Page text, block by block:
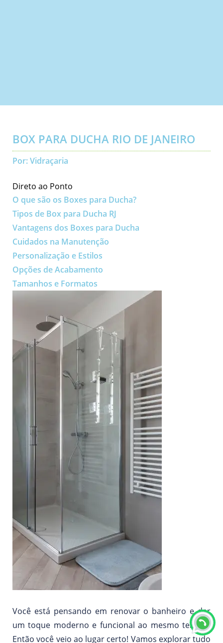
BOX PARA DUCHA RIO DE JANEIRO
Por: Vidraçaria
Direto ao Ponto
O que são os Boxes para Ducha?
Tipos de Box para Ducha RJ
Vantagens dos Boxes para Ducha
Cuidados na Manutenção
Personalização e Estilos
Opções de Acabamento
Tamanhos e Formatos
Você está pensando em renovar o banheiro e dar
um toque moderno e funcional ao mesmo tempo?
Então você veio ao lugar certo! Vamos explorar tudo